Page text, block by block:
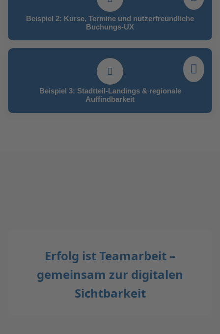
Beispiel 2: Kurse, Termine und nutzerfreundliche
Buchungs-UX
Beispiel 3: Stadtteil-Landings & regionale
Auffindbarkeit
Erfolg ist Teamarbeit –
gemeinsam zur digitalen
Sichtbarkeit